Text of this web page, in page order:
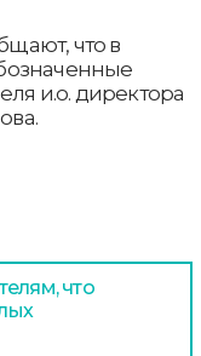
что в
и.о. директора
что